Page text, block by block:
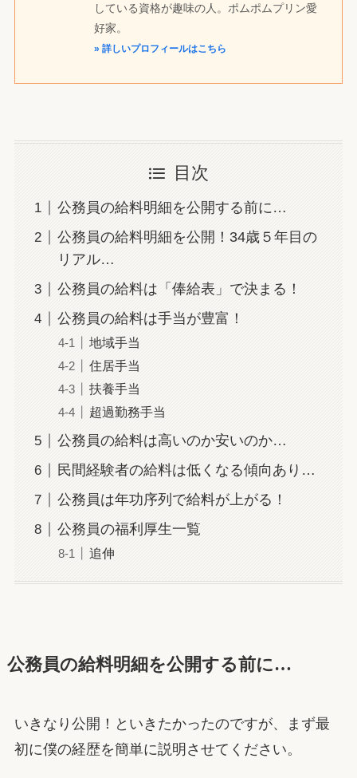
している資格が趣味の人。ポムポムプリン愛
好家。
» 詳しいプロフィールはこちら
目次
公務員の給料明細を公開する前に…
公務員の給料明細を公開！34歳５年目の
リアル…
公務員の給料は「俸給表」で決まる！
公務員の給料は手当が豊富！
地域手当
住居手当
扶養手当
超過勤務手当
公務員の給料は高いのか安いのか…
民間経験者の給料は低くなる傾向あり…
公務員は年功序列で給料が上がる！
公務員の福利厚生一覧
追伸
公務員の給料明細を公開する前に…
いきなり公開！といきたかったのですが、まず最
初に僕の経歴を簡単に説明させてください。